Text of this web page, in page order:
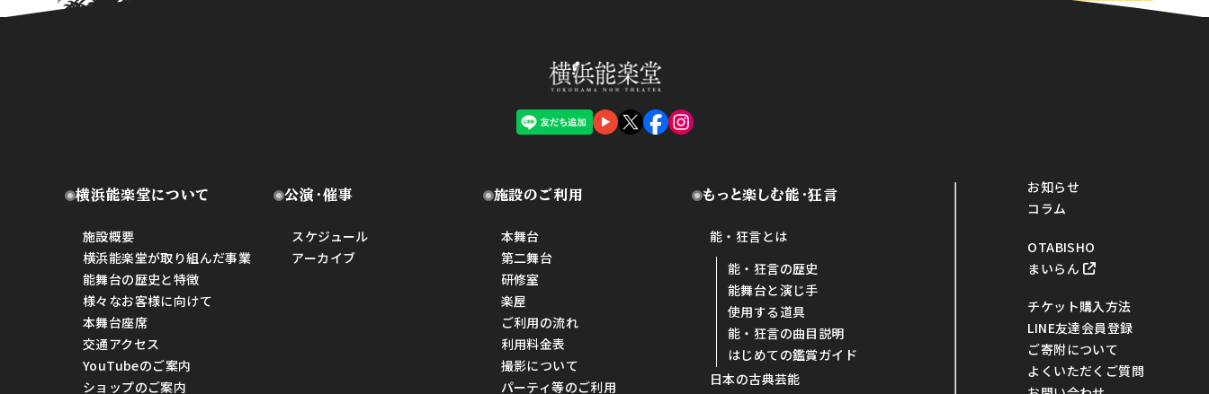
横浜能楽堂について
施設概要
横浜能楽堂が取り組んだ事業
能舞台の歴史と特徴
様々なお客様に向けて
本舞台座席
交通アクセス
YouTubeのご案内
ショップのご案内
公演・催事
スケジュール
アーカイブ
施設のご利用
本舞台
第二舞台
研修室
楽屋
ご利用の流れ
利用料金表
撮影について
パーティ等のご利用
もっと楽しむ能・狂言
能・狂言とは
能・狂言の歴史
能舞台と演じ手
使用する道具
能・狂言の曲目説明
はじめての鑑賞ガイド
日本の古典芸能
お知らせ
コラム
OTABISHO
まいらん
チケット購入方法
LINE友達会員登録
ご寄附について
よくいただくご質問